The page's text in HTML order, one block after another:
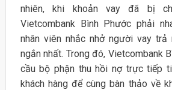
nhiên, khi khoản vay đã bị
Vietcombank Bình Phước phải
nhân viên nhắc nhở người vay
ngắn nhất. Trong đó, Vietcombank
cầu bộ phận thu hồi nợ trực tiếp
khách hàng để cùng bàn thảo về